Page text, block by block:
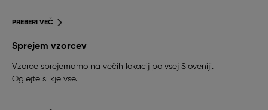
PREBERI VEČ
Sprejem vzorcev
Vzorce sprejemamo na večih lokacij po vsej Sloveniji.
Oglejte si kje vse.